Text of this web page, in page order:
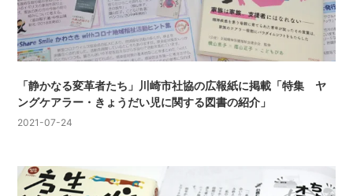
「静かなる変革者たち」川崎市社協の広報紙に掲載「特集 ヤ
ングケアラー・きょうだい児に関する図書の紹介」
2021-07-24